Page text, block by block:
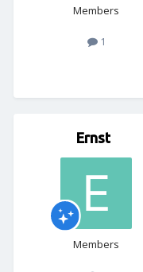
Members
1
Ernst
Members